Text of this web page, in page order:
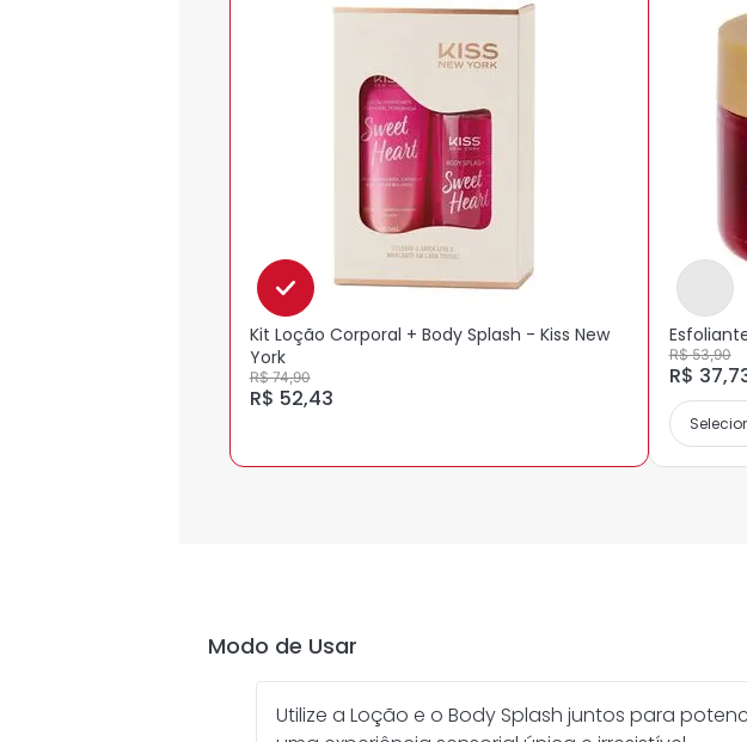
Kit Loção Corporal + Body Splash - Kiss New
York
R$ 74,90
R$ 52,43
R$ 53,90
R$
Modo de Usar
Utilize a Loção e o Body Splash juntos para